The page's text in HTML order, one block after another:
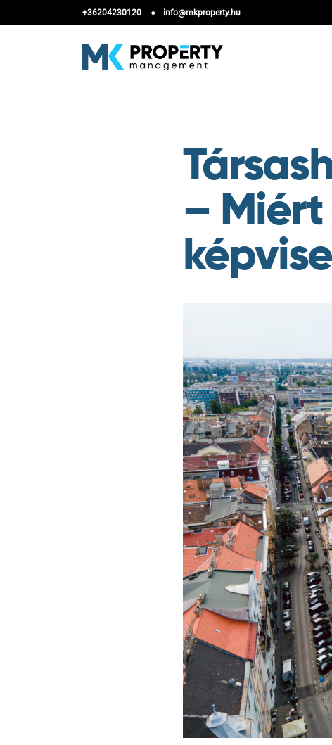
+36204230120 info@mkproperty.hu
– Miért